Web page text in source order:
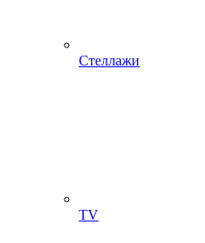
Стеллажи
ТV